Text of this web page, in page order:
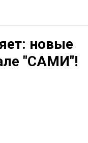
новые
"САМИ"!